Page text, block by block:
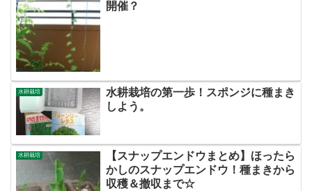
開催？
水耕栽培
水耕栽培の第一歩！スポンジに種まき
しよう。
水耕栽培
【スナップエンドウまとめ】ほったら
かしのスナップエンドウ！種まきから
収穫＆撤収まで☆